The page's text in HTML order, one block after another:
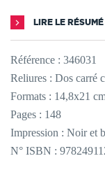
LIRE LE
Référence : 346031
Reliures : Dos carré
Formats : 14,8x21
Pages : 148
Impression : Noir et
N° ISBN :